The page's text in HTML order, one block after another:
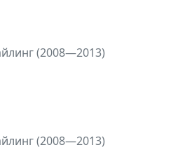
(2008—2013)
(2008—2013)